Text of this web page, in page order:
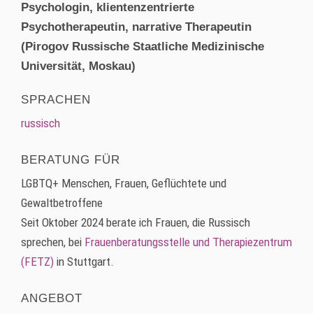
Psychologin, klientenzentrierte
Psychotherapeutin, narrative Therapeutin
(Pirogov Russische Staatliche Medizinische
Universität, Moskau)
SPRACHEN
russisch
BERATUNG FÜR
LGBTQ+ Menschen, Frauen, Geflüchtete und
Gewaltbetroffene
Seit Oktober 2024 berate ich Frauen, die Russisch
sprechen, bei Frauenberatungsstelle und Therapiezentrum
(FETZ) in Stuttgart.
ANGEBOT